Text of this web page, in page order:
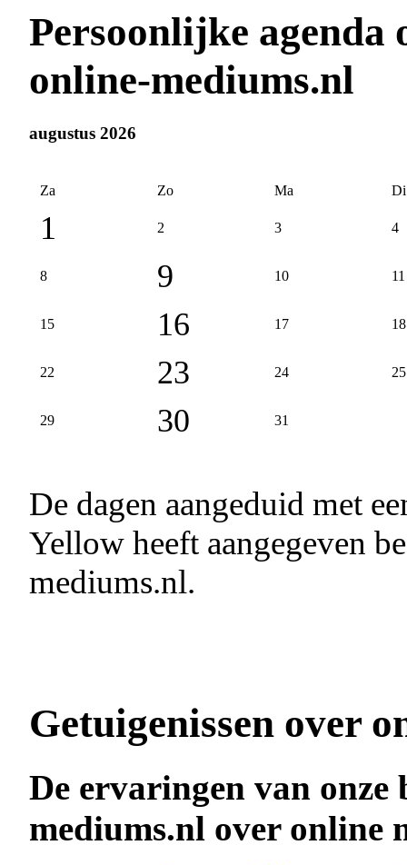
Persoonlijke agenda
online-mediums.nl
augustus 2026
Za Zo Ma Di
1 2 3 4
8 9 10 11
15 16 17 18
22 23 24 25
29 30 31
De dagen aangeduid met
Yellow heeft aangegeven
mediums.nl.
Getuigenissen over
De ervaringen van onze
mediums.nl over online